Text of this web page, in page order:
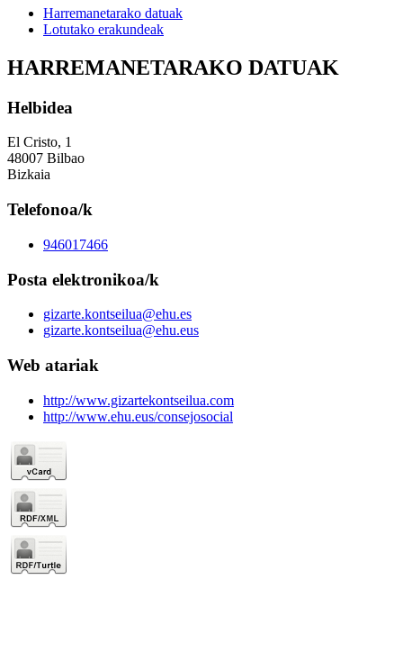
Harremanetarako datuak
Lotutako erakundeak
HARREMANETARAKO DATUAK
Helbidea
El Cristo, 1
48007 Bilbao
Bizkaia
Telefonoa/k
946017466
Posta elektronikoa/k
gizarte.kontseilua@ehu.es
gizarte.kontseilua@ehu.eus
Web atariak
http://www.gizartekontseilua.com
http://www.ehu.eus/consejosocial